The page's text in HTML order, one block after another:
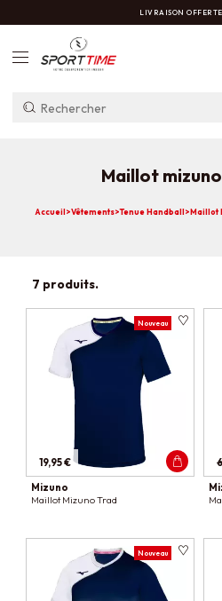
LIVRAISON OFFERTE
Maillot
Accueil>Vêtements>Tenue Handball>Maillot
7 produits.
19,95 €
Nouveau
Mizuno
Maillot Mizuno Trad
Nouveau